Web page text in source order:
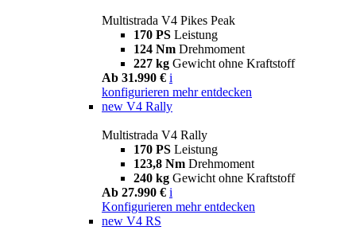
Multistrada V4 Pikes Peak
170 PS Leistung
124 Nm Drehmoment
227 kg Gewicht ohne Kraftstoff
Ab 31.990 € i
konfigurieren mehr entdecken
new V4 Rally
Multistrada V4 Rally
170 PS Leistung
123,8 Nm Drehmoment
240 kg Gewicht ohne Kraftstoff
Ab 27.990 € i
Konfigurieren mehr entdecken
new V4 RS